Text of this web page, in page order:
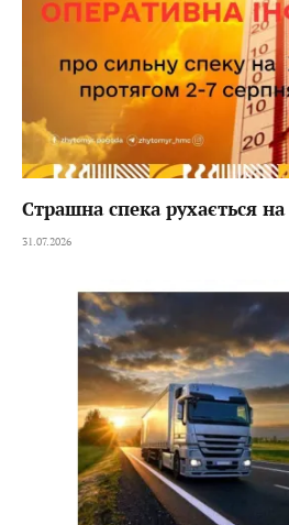
Страшна спека рухається
31.07.2026